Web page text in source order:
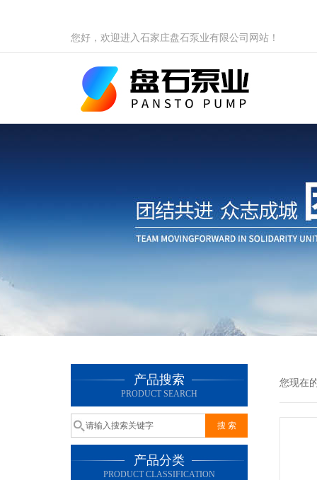
您好，欢迎进入石家庄盘石泵业有限公司网站！
产品搜索
PRODUCT SEARCH
产品分类
PRODUCT CLASSIFICATION
您现在